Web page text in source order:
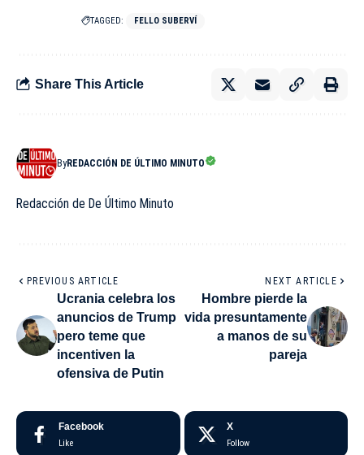
TAGGED: FELLO SUBERVÍ
Share This Article
ByREDACCIÓN DE ÚLTIMO MINUTO
Redacción de De Último Minuto
PREVIOUS ARTICLE
Ucrania celebra los
anuncios de Trump
pero teme que
incentiven la
ofensiva de Putin
NEXT ARTICLE
Hombre pierde la
vida presuntamente
a manos de su
pareja
Facebook
Like
X
Follow